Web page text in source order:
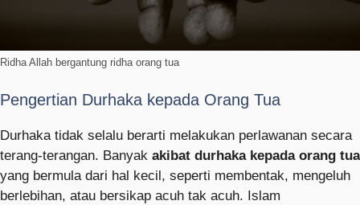
Ridha Allah bergantung ridha orang tua
Pengertian Durhaka kepada Orang Tua
Durhaka tidak selalu berarti melakukan perlawanan secara
terang-terangan. Banyak akibat durhaka kepada orang tua
yang bermula dari hal kecil, seperti membentak, mengeluh
berlebihan, atau bersikap acuh tak acuh. Islam